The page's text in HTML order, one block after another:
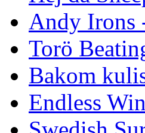
Andy Irons
Torö
Bakom
Endless